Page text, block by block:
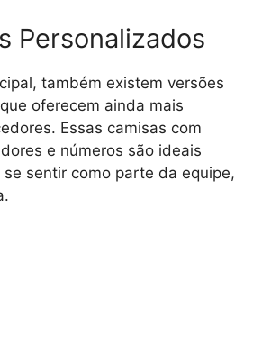
Personalizados
também existem versões
oferecem ainda mais
Essas camisas com
e números são ideais
se sentir como parte da equipe,